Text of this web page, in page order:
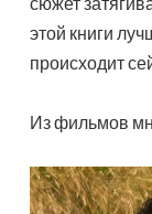
этой книги
происходит
Из фильмов